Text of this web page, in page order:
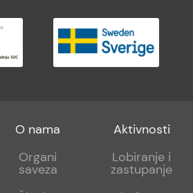
Footer
sub
O nama
Organi
saveza
Footer
sub
Aktivnosti
Lobiranje i
zastupanje